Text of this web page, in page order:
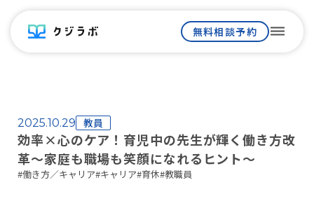
2025.10.29 教員
効率×心のケア！育児中の先生が輝く働き方改
革～家庭も職場も笑顔になれるヒント～
#働き方／キャリア#キャリア#育休#教職員
無料相談予約 dehaze